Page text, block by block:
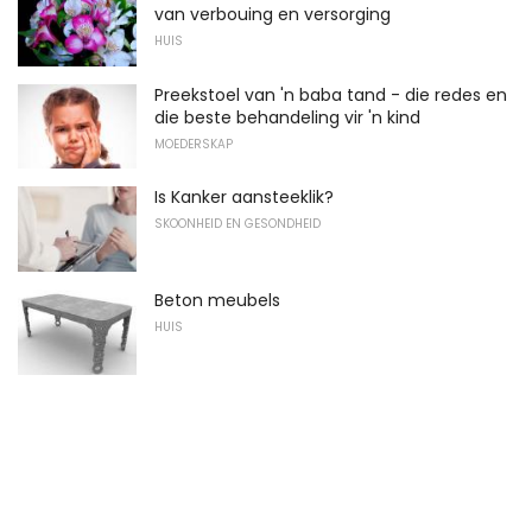
van verbouing en versorging
HUIS
Preekstoel van 'n baba tand - die redes en
die beste behandeling vir 'n kind
MOEDERSKAP
Is Kanker aansteeklik?
SKOONHEID EN GESONDHEID
Beton meubels
HUIS